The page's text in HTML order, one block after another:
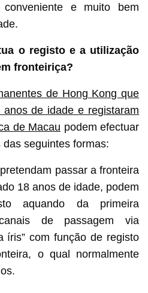
e muito bem
o registo e a utilização
fronteiriça?
de Hong Kong que
de idade e registaram
de Macau podem efectuar
seguintes formas:
passar a fronteira
18 anos de idade, podem
aquando da primeira
de passagem via
íris” com função de registo
o qual normalmente